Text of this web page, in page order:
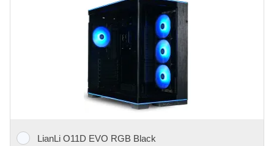
LianLi O11D EVO RGB Black